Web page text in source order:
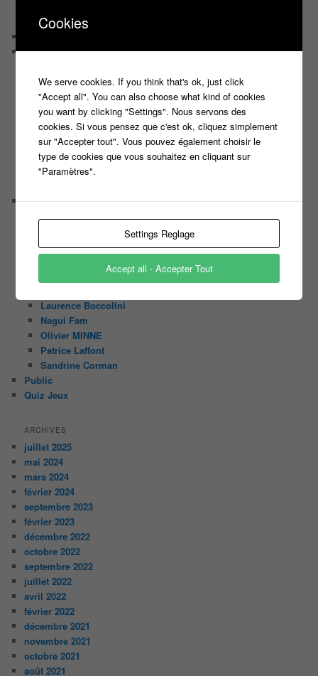
Quand Lora papote avec Franck, ils parlent de quoi ?
Nos Sondages
Sondage Koh Lanta Fidji 2017
Sondage Koh Lanta Cambodge 2017
Sondage Koh Lanta
Sondages « Bienvenue au Camping »
Sondage Koh Lanta 2016 (2) Thailand
Sondage Koh Lanta 2016
Face à la Bande
Portrait
Christophe Dechavanne
Elodie Gossuin
Laurence Boccolini
Nagui Fam
Olivier MINNE
Patrice Laffont
Sandrine Corman
Public
Quiz Jeux
ARCHIVES
juillet 2025
mai 2024
mars 2024
février 2024
septembre 2023
février 2023
décembre 2022
octobre 2022
septembre 2022
juillet 2022
avril 2022
février 2022
décembre 2021
novembre 2021
octobre 2021
août 2021
Cookies
We serve cookies. If you think that's ok, just click
"Accept all". You can also choose what kind of cookies
you want by clicking "Settings". Nous servons des
cookies. Si vous pensez que c'est ok, cliquez simplement
sur "Accepter tout". Vous pouvez également choisir le
type de cookies que vous souhaitez en cliquant sur
"Paramètres".
Settings Reglage
Accept all - Accepter Tout